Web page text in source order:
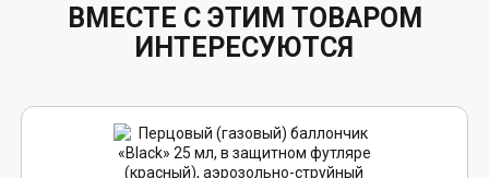
ВМЕСТЕ С ЭТИМ ТОВАРОМ
ИНТЕРЕСУЮТСЯ